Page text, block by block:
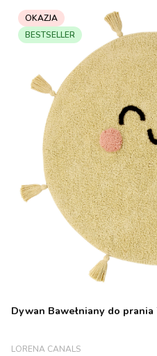
OKAZJA
BESTSELLER
Dywan Bawełniany do
PRODUCENT
LORENA CANALS